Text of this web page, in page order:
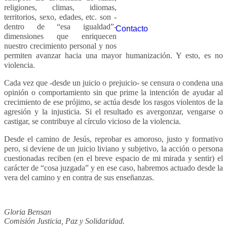
Contacto
religiones, climas, idiomas,
territorios, sexo, edades, etc. son -
dentro de “esa igualdad”-
dimensiones que enriquecen
nuestro crecimiento personal y nos
permiten avanzar hacia una mayor humanización. Y esto, es no
violencia.
Cada vez que -desde un juicio o prejuicio- se censura o condena una
opinión o comportamiento sin que prime la intención de ayudar al
crecimiento de ese prójimo, se actúa desde los rasgos violentos de la
agresión y la injusticia. Si el resultado es avergonzar, vengarse o
castigar, se contribuye al círculo vicioso de la violencia.
Desde el camino de Jesús, reprobar es amoroso, justo y formativo
pero, si deviene de un juicio liviano y subjetivo, la acción o persona
cuestionadas reciben (en el breve espacio de mi mirada y sentir) el
carácter de “cosa juzgada” y en ese caso, habremos actuado desde la
vera del camino y en contra de sus enseñanzas.
Gloria Bensan
Comisión Justicia, Paz y Solidaridad.